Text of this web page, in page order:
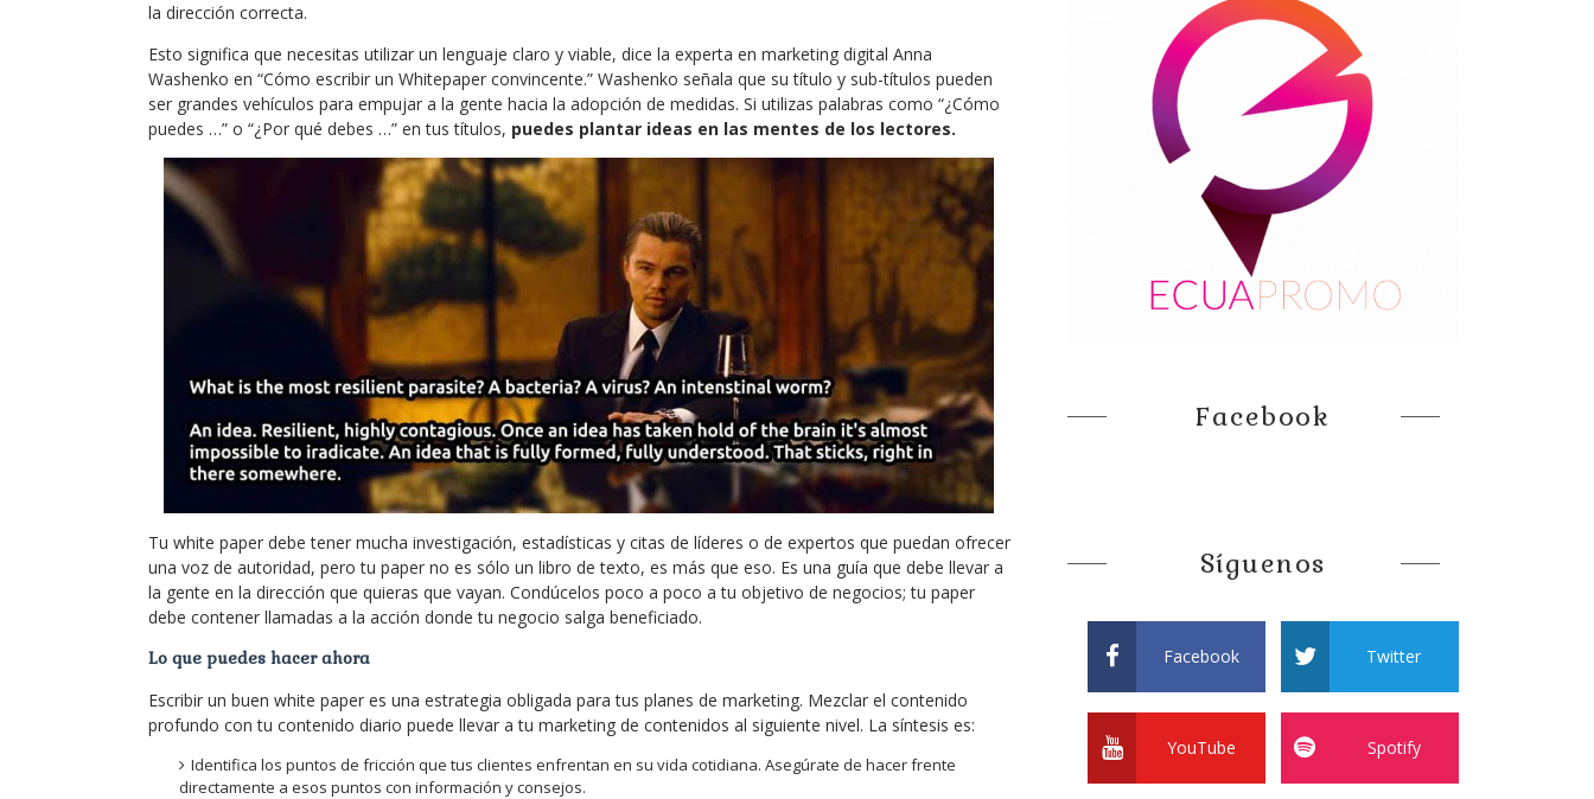
la dirección correcta.
Esto significa que necesitas utilizar un lenguaje claro y viable, dice la experta en marketing digital Anna
Washenko en “Cómo escribir un Whitepaper convincente.” Washenko señala que su título y sub-títulos pueden
ser grandes vehículos para empujar a la gente hacia la adopción de medidas. Si utilizas palabras como “¿Cómo
puedes …” o “¿Por qué debes …” en tus títulos, puedes plantar ideas en las mentes de los lectores.
Tu white paper debe tener mucha investigación, estadísticas y citas de líderes o de expertos que puedan ofrecer
una voz de autoridad, pero tu paper no es sólo un libro de texto, es más que eso. Es una guía que debe llevar a
la gente en la dirección que quieras que vayan. Condúcelos poco a poco a tu objetivo de negocios; tu paper
debe contener llamadas a la acción donde tu negocio salga beneficiado.
Lo que puedes hacer ahora
Escribir un buen white paper es una estrategia obligada para tus planes de marketing. Mezclar el contenido
profundo con tu contenido diario puede llevar a tu marketing de contenidos al siguiente nivel. La síntesis es:
Identifica los puntos de fricción que tus clientes enfrentan en su vida cotidiana. Asegúrate de hacer frente
directamente a esos puntos con información y consejos.
Facebook
Síguenos
Facebook Twitter
YouTube Spotify